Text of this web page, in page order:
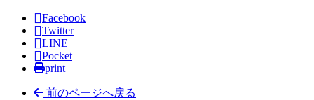
Facebook
Twitter
LINE
Pocket
print
前のページへ戻る